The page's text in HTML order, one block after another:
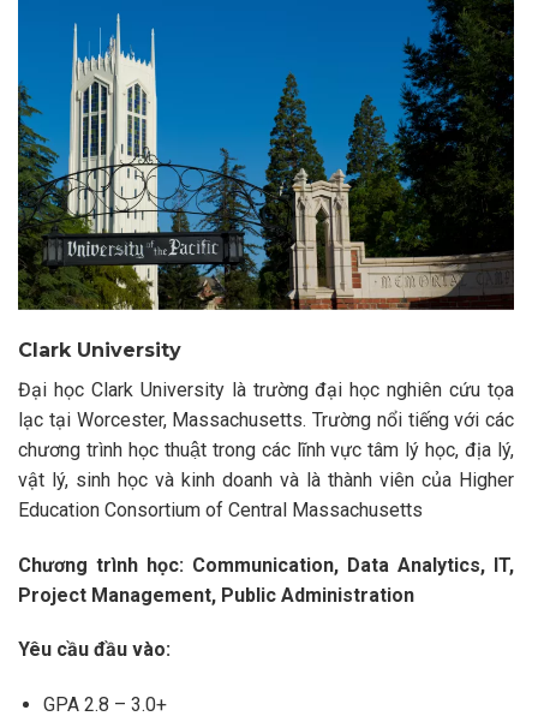
Clark University
Đại học Clark University là trường đại học nghiên cứu tọa
lạc tại Worcester, Massachusetts. Trường nổi tiếng với các
chương trình học thuật trong các lĩnh vực tâm lý học, địa lý,
vật lý, sinh học và kinh doanh và là thành viên của Higher
Education Consortium of Central Massachusetts
Chương trình học: Communication, Data Analytics, IT,
Project Management, Public Administration
Yêu cầu đầu vào:
GPA 2.8 – 3.0+